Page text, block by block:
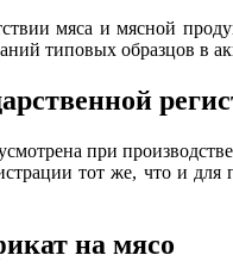
мяса и мясной
типовых образцов в
при
тот же, что и для
на мясо